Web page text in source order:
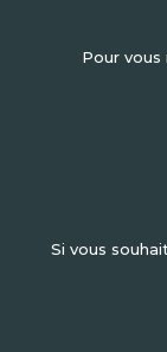
Pour vous
Si vous